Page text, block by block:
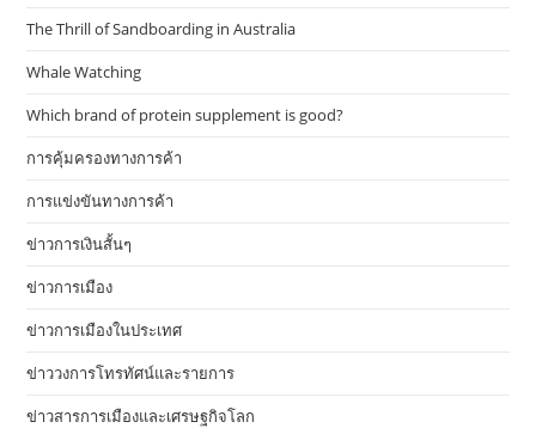
The Thrill of Sandboarding in Australia
Whale Watching
Which brand of protein supplement is good?
การคุ้มครองทางการค้า
การแข่งขันทางการค้า
ข่าวการเงินสั้นๆ
ข่าวการเมือง
ข่าวการเมืองในประเทศ
ข่าววงการโทรทัศน์และรายการ
ข่าวสารการเมืองและเศรษฐกิจโลก